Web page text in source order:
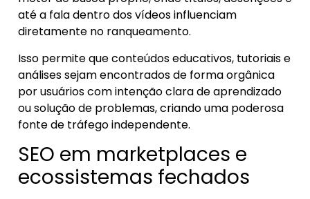
até a fala dentro dos vídeos influenciam
diretamente no ranqueamento.
Isso permite que conteúdos educativos, tutoriais e
análises sejam encontrados de forma orgânica
por usuários com intenção clara de aprendizado
ou solução de problemas, criando uma poderosa
fonte de tráfego independente.
SEO em marketplaces e
ecossistemas fechados